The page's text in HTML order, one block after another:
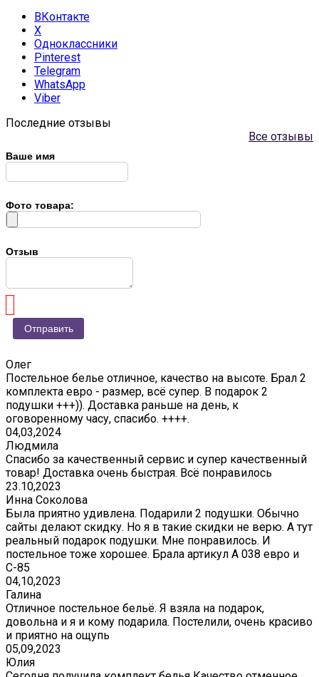
ВКонтакте
X
Одноклассники
Pinterest
Telegram
WhatsApp
Viber
Последние отзывы
Все отзывы
Ваше имя
Фото товара:
Отзыв
Олег
Постельное белье отличное, качество на высоте. Брал 2
комплекта евро - размер, всё супер. В подарок 2
подушки +++)). Доставка раньше на день, к
оговоренному часу, спасибо. ++++.
04,03,2024
Людмила
Спасибо за качественный сервис и супер качественный
товар! Доставка очень быстрая. Всё понравилось
23.10,2023
Инна Соколова
Была приятно удивлена. Подарили 2 подушки. Обычно
сайты делают скидку. Но я в такие скидки не верю. А тут
реальный подарок подушки. Мне понравилось. И
постельное тоже хорошее. Брала артикул А 038 евро и
С-85
04,10,2023
Галина
Отличное постельное бельё. Я взяла на подарок,
довольна и я и кому подарила. Постелили, очень красиво
и приятно на ощупь
05,09,2023
Юлия